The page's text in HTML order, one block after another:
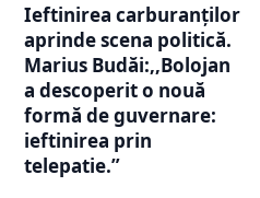
Ieftinirea carburanților
aprinde scena politică.
Marius Budăi:,,Bolojan
a descoperit o nouă
formă de guvernare:
ieftinirea prin
telepatie.”